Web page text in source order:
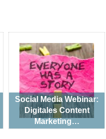
Social Media Webinar:
Digitales Content
Marketing…